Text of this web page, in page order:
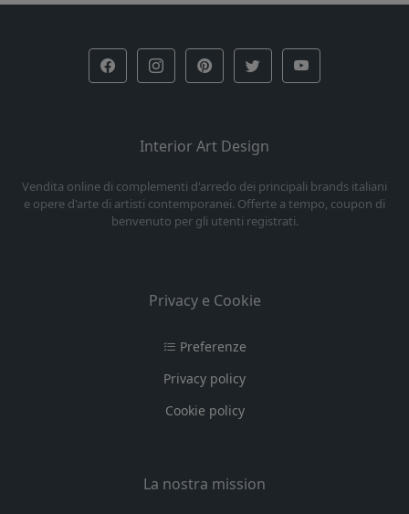
Interior Art Design
Vendita online di complementi d'arredo dei principali brands italiani
e opere d'arte di artisti contemporanei. Offerte a tempo, coupon di
benvenuto per gli utenti registrati.
Privacy e Cookie
Preferenze
Privacy policy
Cookie policy
La nostra mission